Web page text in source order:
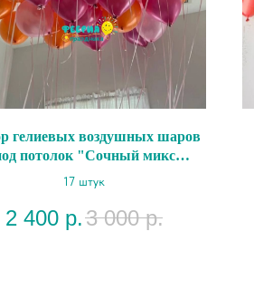
гелиевых воздушных шаров
потолок "Сочный микс
металлик"
17 штук
2 400 р.3 000 р.